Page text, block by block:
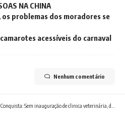
NA CHINA
problemas dos moradores se
acessíveis do carnaval
Nenhum comentário
Conquista: Sem inauguração de clinica veterinária, dezenas de cães e gatos estão na porta do hospital de base